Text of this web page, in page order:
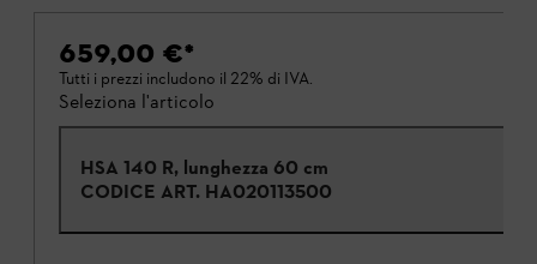
659,00 €*
Tutti i prezzi includono il 22% di IVA.
Seleziona l'articolo
HSA 140 R, lunghezza 60 cm
CODICE ART. HA020113500